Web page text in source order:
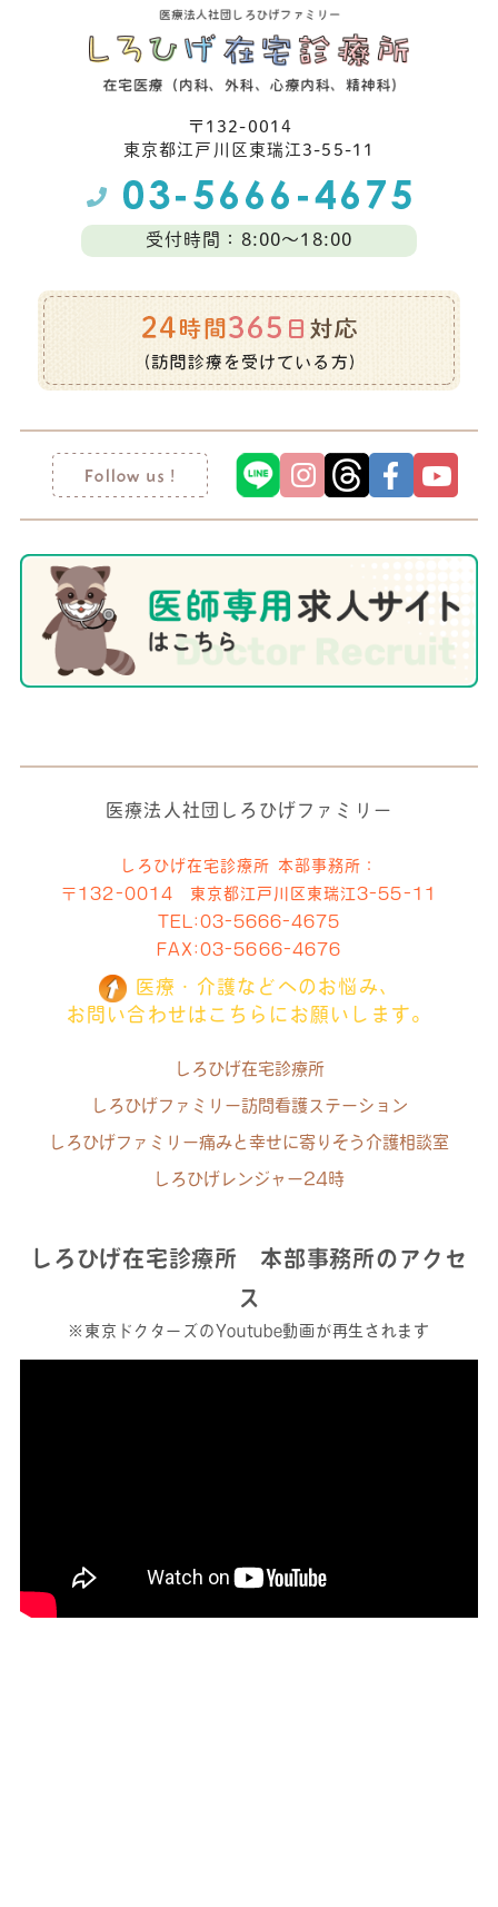
〒132-0014
東京都江⼾川区東瑞江3-55-11
受付時間：8:00～18:00
医療法人社団しろひげファミリー
しろひげ在宅診療所 本部事務所：
〒132-0014 東京都江戸川区東瑞江3-55-11
TEL: 03-5666-4675
FAX:03-5666-4676
医療・介護などへのお悩み、
お問い合わせはこちらにお願いします。
しろひげ在宅診療所
しろひげファミリー訪問看護ステーション
しろひげファミリー痛みと幸せに寄りそう介護相談室
しろひげレンジャー24時
しろひげ在宅診療所 本部事務所のアクセ
ス
※東京ドクターズのYoutube動画が再生されます